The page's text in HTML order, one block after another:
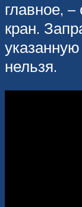
главное,
кран.
нельзя.